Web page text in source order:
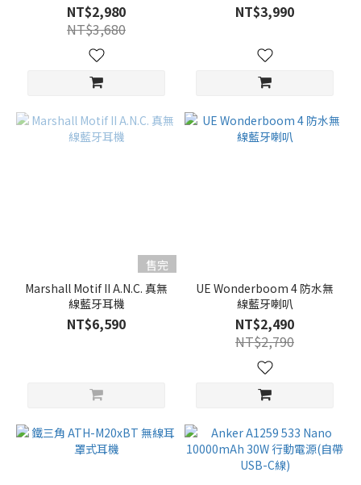
NT$2,980
NT$3,680
NT$3,990
售完
Marshall Motif II A.N.C. 真無
線藍牙耳機
NT$6,590
UE Wonderboom 4 防水無
線藍牙喇叭
NT$2,490
NT$2,790